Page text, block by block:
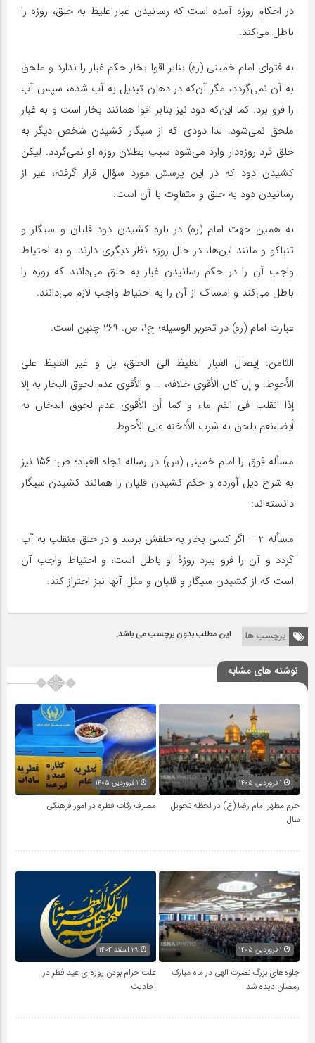
در احکام روزه آمده است که رسانیدن غبار غلیظ به حلق، روزه را
باطل می‌کند.
به فتوای امام خمینی (ره) بنابر اقوا بخار حکم غبار را ندارد و ملحق
به آن نمى‌گردد، مگر آن‌که در دهان تبدیل به آب شده، سپس آب
را فرو برد. کما این‌که دود نیز بنابر اقوا همانند بخار است و به غبار
ملحق نمی‌شود. لذا دودی که از سیگار کشیدن شخص دیگر به
حلق فرد روزه‌دار وارد می‌شود سبب بطلان روزه او نمی‌گردد. لیکن
کشیدن دود که در این پرسش مورد سؤال قرار گرفته، غیر از
رسانیدن دود به حلق و متفاوت با آن است.
به همین جهت امام (ره) در باره کشیدن دود قلیان و سیگار و
تنباکو و مانند این‌ها، در حال روزه نظر دیگری دارند. و به احتیاط
واجب آن را در حکم رسانیدن غبار به حلق می‌دانند که روزه را
باطل می‌کند و امساک از آن را به احتیاط واجب لازم می‌دانند.
عبارت امام (ره) در تحریر الوسیله؛ ج‌۱، ص: ۲۶۹ چنین است:
الثامن: إیصال الغبار الغلیظ الى الحلق، بل و غیر الغلیظ على
الأحوط. و إن کان الأقوى خلافه، … و الأقوى عدم لحوق البخار به إلا
إذا انقلب فی الفم ماء و کما أن الأقوى عدم لحوق الدخان به
أیضا،نعم یلحق به شرب الأدخنه على الأحوط.
مسأله فوق را امام خمینی (س) در رساله نجاه العباد؛ ص: ۱۵۶ نیز
به شرح ذیل آورده و حکم کشیدن قلیان را همانند کشیدن سیگار
دانسته‌اند:
مسأله ۳ – اگر کسى بخار به حلقش برسد و در حلق منقلب به آب
گردد و آن را فرو ببرد روزۀ او باطل است، و احتیاط واجب آن
است که از کشیدن سیگار و قلیان و مثل آنها نیز احتراز کند.
برچسب ها این مطلب بدون برچسب می باشد.
نوشته های مشابه
حرم مطهر امام رضا (ع) در لحظه تحویل
سال
مصرف زکات فطره در امور فرهنگی
جلوه‌های بزرگ نصرت الهی در ماه مبارک
رمضان دیده شد
علت حرام بودن روزه ی عید فطر در
احادیث